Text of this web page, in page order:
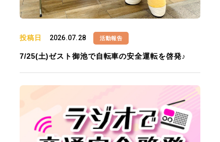
投稿日 2026.07.28 活動報告
7/25(土)ゼスト御池で自転車の安全運転を啓発♪